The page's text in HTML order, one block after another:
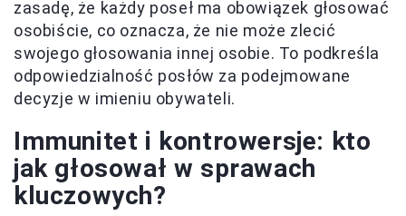
zasadę, że każdy poseł ma obowiązek głosować
osobiście, co oznacza, że nie może zlecić
swojego głosowania innej osobie. To podkreśla
odpowiedzialność posłów za podejmowane
decyzje w imieniu obywateli.
Immunitet i kontrowersje: kto
jak głosował w sprawach
kluczowych?